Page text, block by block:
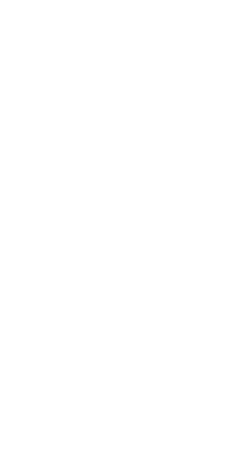
业|工商总局|周石平_
人民电视--人民网
-中工网
实施__万家热线-安徽
字报-温州日报电子
记制度改革|股东|注册_
-世界服装鞋帽网-行业
实_齐鲁原创_山东新
可能_中国江苏网
新闻
_金羊网理财
不花钱办公司不可能
_齐鲁原创_山东新
频道-和讯网
业园区新闻-搜狐焦点网
-中新网
-中新网